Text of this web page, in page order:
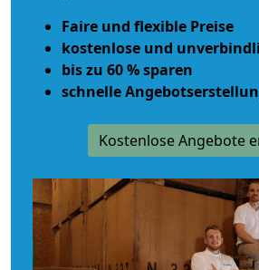
Faire und flexible Preise
kostenlose und
bis zu 60 % sparen
schnelle
Kostenlose Angebote